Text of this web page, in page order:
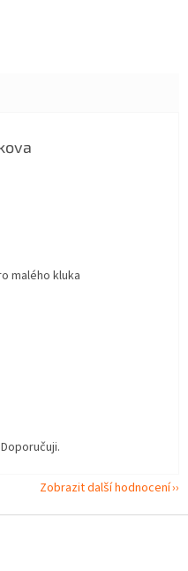
5 z 5 hvězdiček.
5 z 5 hvězdiček.
malého kluka
5 z 5 hvězdiček.
5 z 5 hvězdiček.
Zobrazit další hodnocení